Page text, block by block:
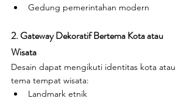
Gedung pemerintahan modern
2. Gateway Dekoratif Bertema Kota atau
Wisata
Desain dapat mengikuti identitas kota atau
tema tempat wisata:
Landmark etnik